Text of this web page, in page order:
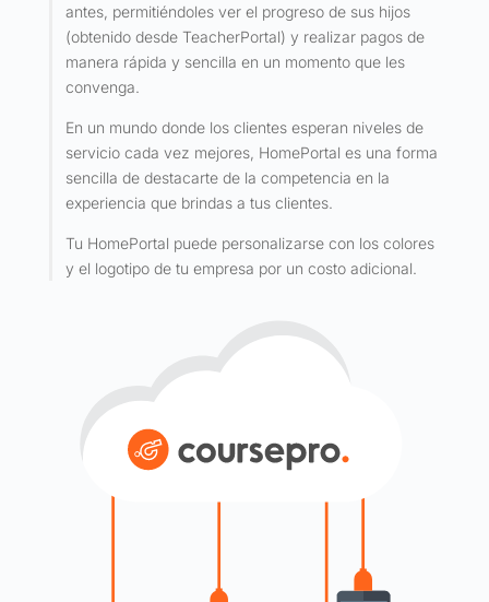
antes, permitiéndoles ver el progreso de sus hijos
(obtenido desde TeacherPortal) y realizar pagos de
manera rápida y sencilla en un momento que les
convenga.
En un mundo donde los clientes esperan niveles de
servicio cada vez mejores, HomePortal es una forma
sencilla de destacarte de la competencia en la
experiencia que brindas a tus clientes.
Tu HomePortal puede personalizarse con los colores
y el logotipo de tu empresa por un costo adicional.